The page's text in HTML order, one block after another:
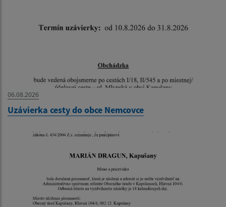
06.08.2026
Uzávierka cesty do obce Nemcovce